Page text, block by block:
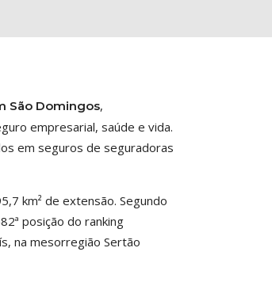
São Domingos,
empresarial, saúde e vida.
em seguros de seguradoras
km² de extensão. Segundo
posição do ranking
na mesorregião Sertão